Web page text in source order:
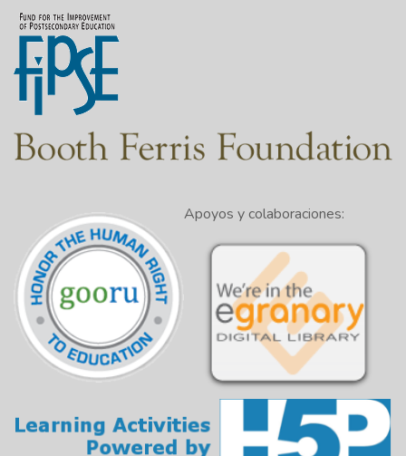
Apoyos y colaboraciones: